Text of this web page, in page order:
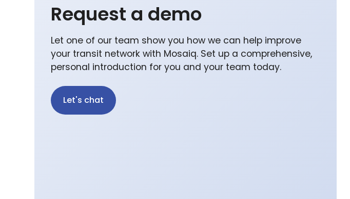
Request a demo
Let one of our team show you how we can help improve
your transit network with Mosaiq. Set up a comprehensive,
personal introduction for you and your team today.
Let's chat